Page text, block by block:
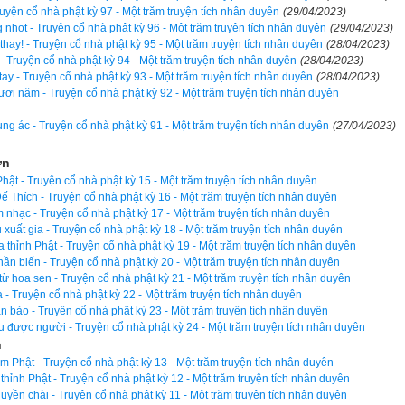
Pháp xong, mọi người đều thấy tâm ý khai mở, nhiều người
quả Tư-đà-hàm, có người chứng quả A-na-hàm. Lại có người
đề nguyện được quả vị Phật, Thế Tôn. Lúc bấy giờ, chư tỳ-kheo
“Bạch Thế Tôn! Do nhân duyên phước báo nào mà dân chúng
cũng như nhờ đâu mà họ được Phật độ cho khỏi nạn dịch bệnh tai
“Này chư tỳ-kheo! Các ngươi hãy chú tâm lắng nghe, ta sẽ vì
Chư tỳ-kheo! Về thuở quá khứ, nước Ba-la-nại có Phật ra
tỳ-kheo đi đến nước của một vị vua tên là Phạm-ma. Đức vua
xong, liền quỳ xuống mà bạch rằng: “Xin đức Thế Tôn từ bi
nay đang bị dịch bệnh tai ác.”
Phật Nguyệt Quang liền lấy tấm y của mình trao cho nhà vua, nói
của ta đây treo lên đầu cây phướn, cung kính cúng dường,
còn trở lại nữa.” Vua nghe theo lời ấy rồi, mọi việc đều tốt đẹp,
vui mừng, phát tâm Bồ-đề. Đức Phật liền thọ ký cho vua rằng:
ca Mâu-ni.”
cổ nhà phật kỳ 97 - Một trăm truyện tích nhân duyên (29/04/2023)
nhọt - Truyện cổ nhà phật kỳ 96 - Một trăm truyện tích nhân duyên (29/04/2023)
- Truyện cổ nhà phật kỳ 95 - Một trăm truyện tích nhân duyên (28/04/2023)
cổ nhà phật kỳ 94 - Một trăm truyện tích nhân duyên (28/04/2023)
- Truyện cổ nhà phật kỳ 93 - Một trăm truyện tích nhân duyên (28/04/2023)
năm - Truyện cổ nhà phật kỳ 92 - Một trăm truyện tích nhân duyên
ác - Truyện cổ nhà phật kỳ 91 - Một trăm truyện tích nhân duyên (27/04/2023)
- Truyện cổ nhà phật kỳ 15 - Một trăm truyện tích nhân duyên
Thích - Truyện cổ nhà phật kỳ 16 - Một trăm truyện tích nhân duyên
- Truyện cổ nhà phật kỳ 17 - Một trăm truyện tích nhân duyên
gia - Truyện cổ nhà phật kỳ 18 - Một trăm truyện tích nhân duyên
thỉnh Phật - Truyện cổ nhà phật kỳ 19 - Một trăm truyện tích nhân duyên
biến - Truyện cổ nhà phật kỳ 20 - Một trăm truyện tích nhân duyên
hoa sen - Truyện cổ nhà phật kỳ 21 - Một trăm truyện tích nhân duyên
- Truyện cổ nhà phật kỳ 22 - Một trăm truyện tích nhân duyên
bảo - Truyện cổ nhà phật kỳ 23 - Một trăm truyện tích nhân duyên
được người - Truyện cổ nhà phật kỳ 24 - Một trăm truyện tích nhân duyên
Phật - Truyện cổ nhà phật kỳ 13 - Một trăm truyện tích nhân duyên
Phật - Truyện cổ nhà phật kỳ 12 - Một trăm truyện tích nhân duyên
chài - Truyện cổ nhà phật kỳ 11 - Một trăm truyện tích nhân duyên